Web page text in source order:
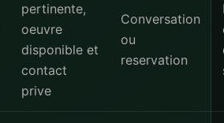
pertinente,
oeuvre
disponible et
contact
prive
Conversation
ou
reservation